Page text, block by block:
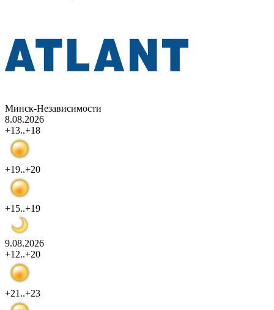
Минск-Независимости
8.08.2026
+13..+18
+19..+20
+15..+19
9.08.2026
+12..+20
+21..+23